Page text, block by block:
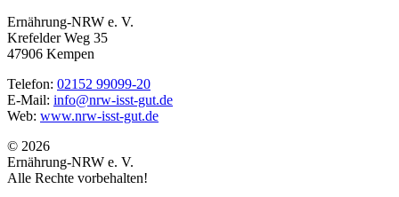
Ernährung-NRW e. V.
Krefelder Weg 35
47906 Kempen
Telefon: 02152 99099-20
E-Mail: info@nrw-isst-gut.de
Web: www.nrw-isst-gut.de
© 2026
Ernährung-NRW e. V.
Alle Rechte vorbehalten!